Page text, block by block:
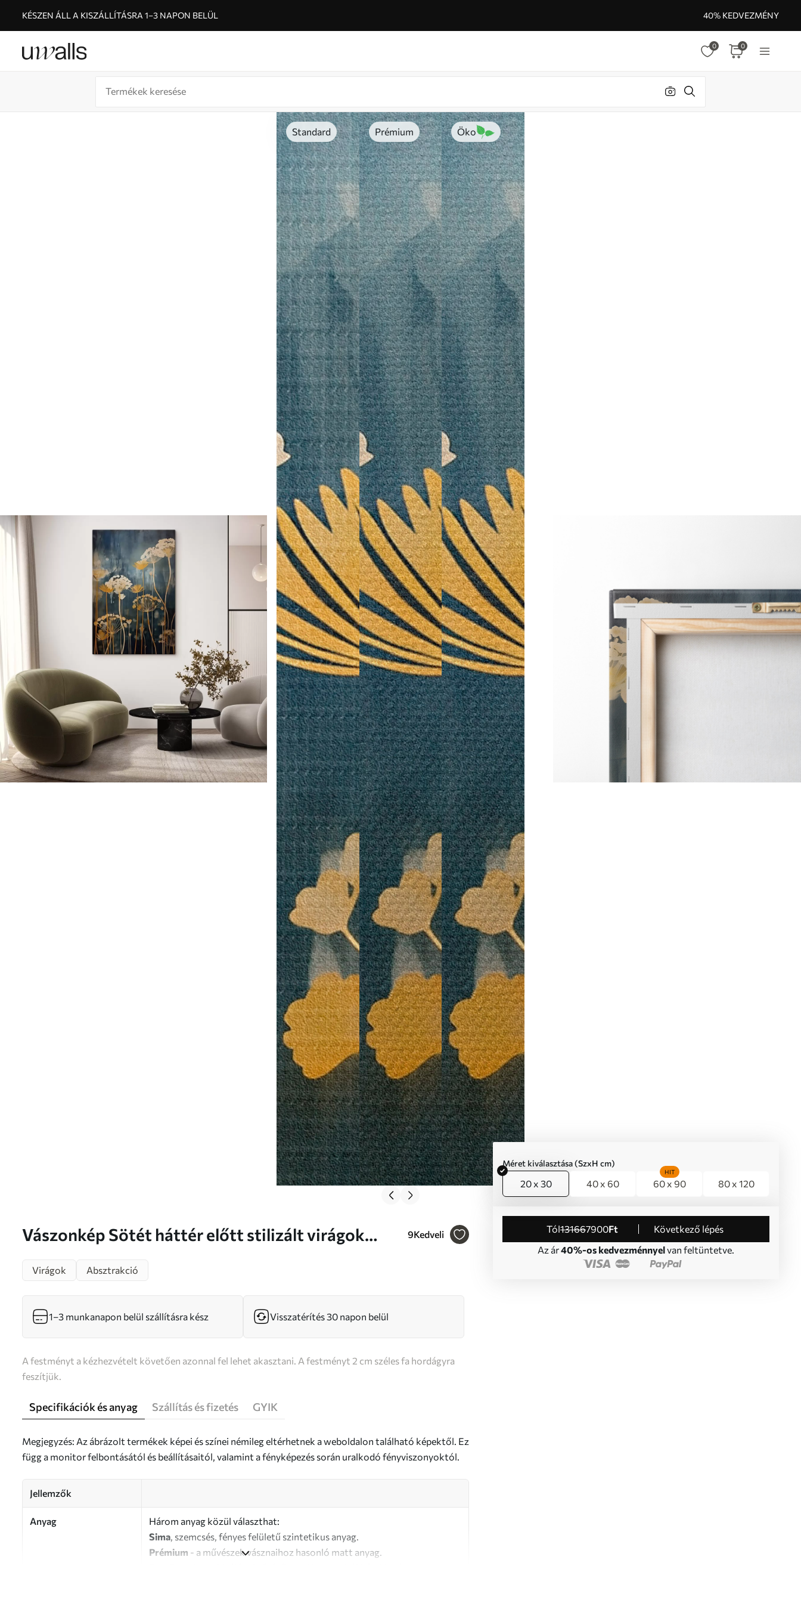
KÉSZEN ÁLL A KISZÁLLÍTÁSRA 1–3 NAPON BELÜL 40% KEDVEZMÉNY
0 0
Standard Prémium Öko
Vászonkép Sötét háttér előtt stilizált virágok
9Kedveli
Méret kiválasztása (SzxH cm)
20 x 30 40 x 60 60 x 90
HIT
80 x 120
Tól131667900Ft
Következő lépés
Az ár40%-os kedvezménnyelvan feltüntetve.
Virágok
Absztrakció
1–3 munkanapon belül szállításra kész Visszatérítés 30 napon belül
A festményt a kézhezvételt követően azonnal fel lehet akasztani. A festményt 2 cm széles fa hordágyra
feszítjük.
Specifikációk és anyag Szállítás és fizetés GYIK
Megjegyzés: Az ábrázolt termékek képei és színei némileg eltérhetnek a weboldalon található képektől. Ez
függ a monitor felbontásától és beállításaitól, valamint a fényképezés során uralkodó fényviszonyoktól.
Jellemzők
Anyag
Három anyag közül választhat:
Sima, szemcsés, fényes felületű szintetikus anyag.
Prémium - a művészek vásznaihoz hasonló matt anyag.